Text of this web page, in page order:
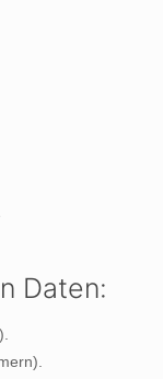
Daten: